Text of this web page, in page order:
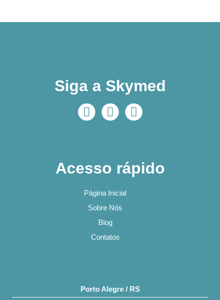
Siga a Skymed
Acesso rápido
Página Inicial
Sobre Nós
Blog
Contatos
Porto Alegre / RS